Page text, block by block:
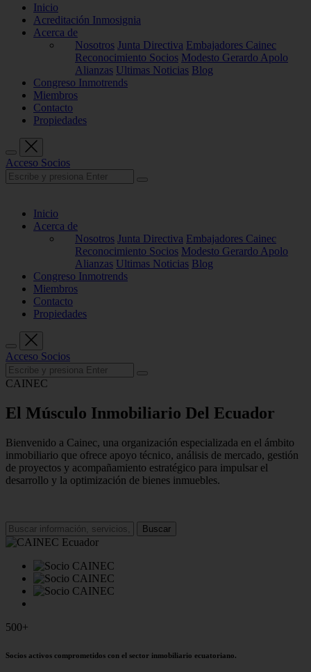
Inicio
Acreditación Inmosignia
Acerca de
Nosotros Junta Directiva Embajadores Cainec
Reconocimiento Socios Modesto Gerardo Apolo
Alianzas Ultimas Noticias Blog
Congreso Inmotrends
Miembros
Contacto
Propiedades
Acceso Socios
Inicio
Acerca de
Nosotros Junta Directiva Embajadores Cainec
Reconocimiento Socios Modesto Gerardo Apolo
Alianzas Ultimas Noticias Blog
Congreso Inmotrends
Miembros
Contacto
Propiedades
Acceso Socios
CAINEC
El Músculo Inmobiliario Del Ecuador
Bienvenido a Cainec, una organización especializada en el ámbito
inmobiliario que ofrece apoyo técnico, análisis de mercado, gestión
de proyectos y acompañamiento estratégico para impulsar el
desarrollo y la optimización de bienes inmuebles.
Buscar
500+
Socios activos comprometidos con el sector inmobiliario ecuatoriano.